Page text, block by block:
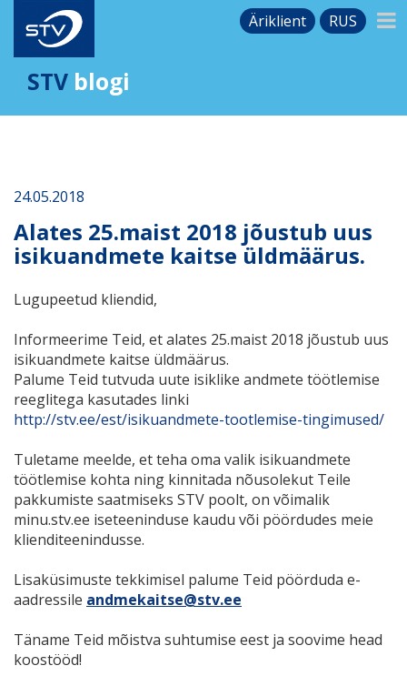
Äriklient RUS
STV blogi
24.05.2018
Alates 25.maist 2018 jõustub uus
isikuandmete kaitse üldmäärus.
Lugupeetud kliendid,
Informeerime Teid, et alates 25.maist 2018 jõustub uus
isikuandmete kaitse üldmäärus.
Palume Teid tutvuda uute isiklike andmete töötlemise
reeglitega kasutades linki
http://stv.ee/est/isikuandmete-tootlemise-tingimused/
Tuletame meelde, et teha oma valik isikuandmete
töötlemise kohta ning kinnitada nõusolekut Teile
pakkumiste saatmiseks STV poolt, on võimalik
minu.stv.ee iseteeninduse kaudu või pöördudes meie
klienditeenindusse.
Lisaküsimuste tekkimisel palume Teid pöörduda e-
aadressile andmekaitse@stv.ee
Täname Teid mõistva suhtumise eest ja soovime head
koostööd!